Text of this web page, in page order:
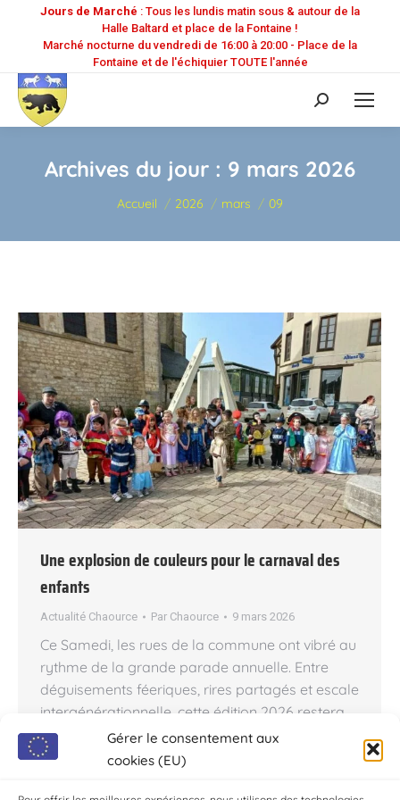
Gérer le consentement aux
cookies (EU)
Jours de Marché : Tous les lundis matin sous & autour de la
Halle Baltard et place de la Fontaine !
Marché nocturne du vendredi de 16:00 à 20:00 - Place de la
Fontaine et de l'échiquier TOUTE l'année
Recherche
:
Archives du jour : 9 mars 2026
Vous êtes ici :
Accueil 2026 mars 09
Une explosion de couleurs pour le carnaval des
enfants
Actualité Chaource Par Chaource 9 mars 2026
Ce Samedi, les rues de la commune ont vibré au
rythme de la grande parade annuelle. Entre
déguisements féeriques, rires partagés et escale
intergénérationnelle, cette édition 2026 restera
gravée dans les mémoires comme une
parenthèse enchantée. Un vent de liberté sur la